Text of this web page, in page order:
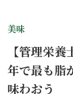
美味
【管理栄
年で最も脂
味わおう